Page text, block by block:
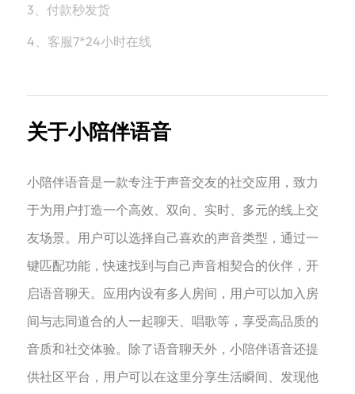
3、付款秒发货
4、客服7*24小时在线
关于小陪伴语音
小陪伴语音是一款专注于声音交友的社交应用，致力
于为用户打造一个高效、双向、实时、多元的线上交
友场景。用户可以选择自己喜欢的声音类型，通过一
键匹配功能，快速找到与自己声音相契合的伙伴，开
启语音聊天。应用内设有多人房间，用户可以加入房
间与志同道合的人一起聊天、唱歌等，享受高品质的
音质和社交体验。除了语音聊天外，小陪伴语音还提
供社区平台，用户可以在这里分享生活瞬间、发现他